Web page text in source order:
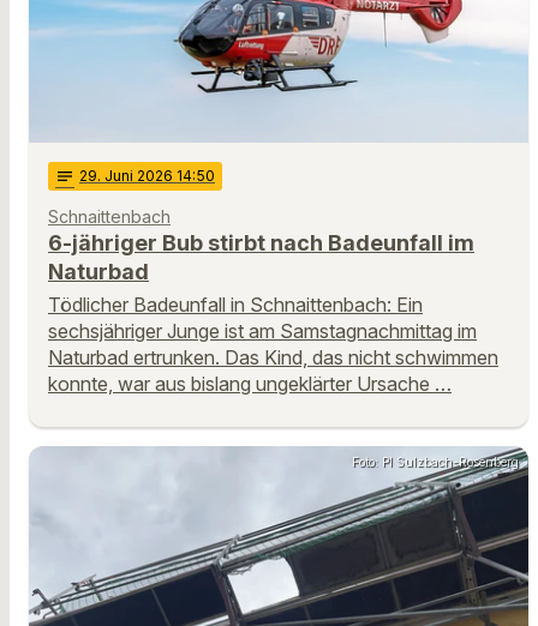
notes 29. Juni 2026 14:50
Schnaittenbach
6-jähriger Bub stirbt nach Badeunfall im
Naturbad
Tödlicher Badeunfall in Schnaittenbach: Ein
sechsjähriger Junge ist am Samstagnachmittag im
Naturbad ertrunken. Das Kind, das nicht schwimmen
konnte, war aus bislang ungeklärter Ursache …
Foto: PI Sulzbach-Rosenberg